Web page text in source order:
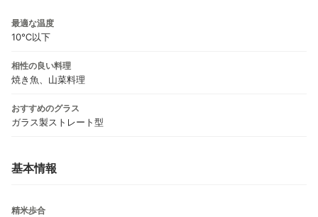
最適な温度
10℃以下
相性の良い料理
焼き魚、山菜料理
おすすめのグラス
ガラス製ストレート型
基本情報
精米歩合